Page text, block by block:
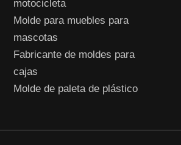
motocicleta
Molde para muebles para
mascotas
Fabricante de moldes para
cajas
Molde de paleta de plástico